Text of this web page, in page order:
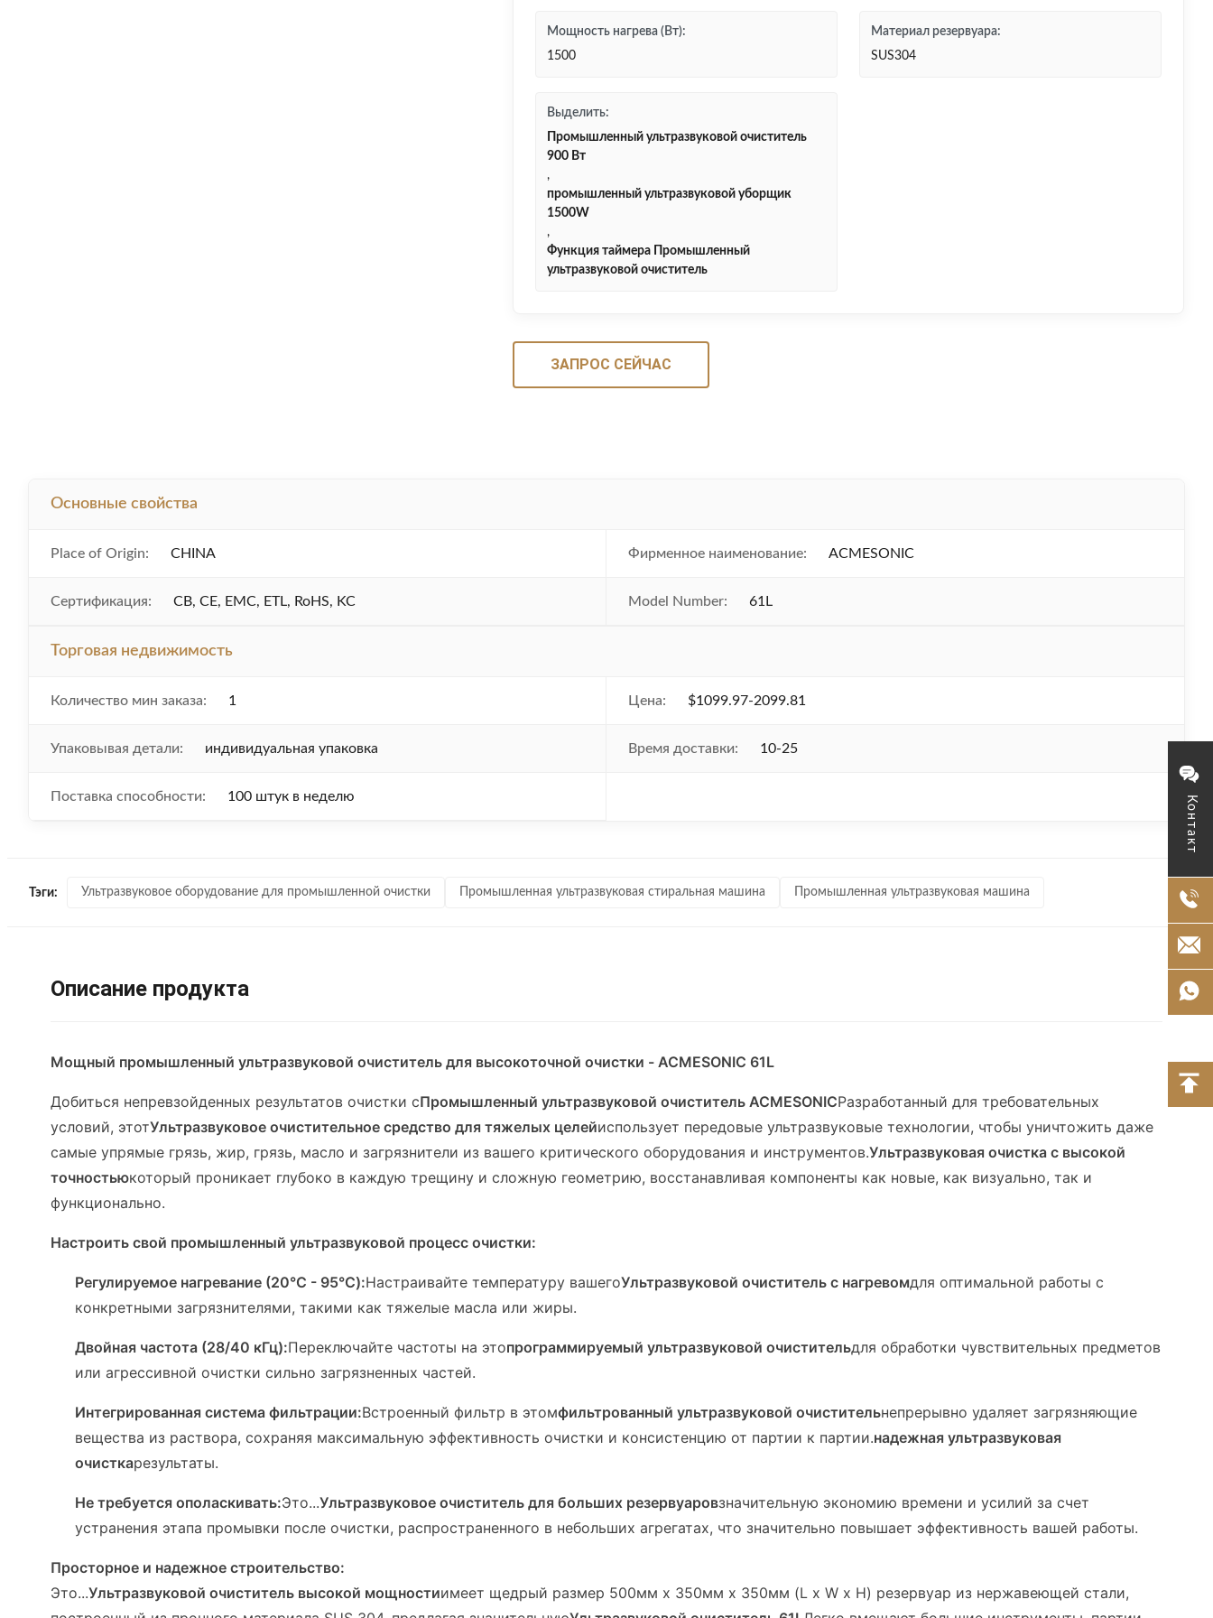
Контакт
Мощность нагрева (Вт):
1500
Материал резервуара:
SUS304
Выделить:
Промышленный ультразвуковой очиститель
900 Вт
,
промышленный ультразвуковой уборщик
1500W
,
Функция таймера Промышленный
ультразвуковой очиститель
ЗАПРОС СЕЙЧАС
Основные свойства
Place of Origin: CHINA Фирменное наименование: ACMESONIC
Сертификация: CB, CE, EMC, ETL, RoHS, KC Model Number: 61L
Торговая недвижимость
Количество мин заказа: 1 Цена: $1099.97-2099.81
Упаковывая детали: индивидуальная упаковка Время доставки: 10-25
Поставка способности: 100 штук в неделю
Тэги: Ультразвуковое оборудование для промышленной очистки Промышленная ультразвуковая стиральная машина Промышленная ультразвуковая машина
Описание продукта
Мощный промышленный ультразвуковой очиститель для высокоточной очистки - ACMESONIC 61L
Добиться непревзойденных результатов очистки сПромышленный ультразвуковой очиститель ACMESONICРазработанный для требовательных
условий, этотУльтразвуковое очистительное средство для тяжелых целейиспользует передовые ультразвуковые технологии, чтобы уничтожить даже
самые упрямые грязь, жир, грязь, масло и загрязнители из вашего критического оборудования и инструментов.Ультразвуковая очистка с высокой
точностьюкоторый проникает глубоко в каждую трещину и сложную геометрию, восстанавливая компоненты как новые, как визуально, так и
функционально.
Настроить свой промышленный ультразвуковой процесс очистки:
Регулируемое нагревание (20°C - 95°C):Настраивайте температуру вашегоУльтразвуковой очиститель с нагревомдля оптимальной работы с
конкретными загрязнителями, такими как тяжелые масла или жиры.
Двойная частота (28/40 кГц):Переключайте частоты на этопрограммируемый ультразвуковой очистительдля обработки чувствительных предметов
или агрессивной очистки сильно загрязненных частей.
Интегрированная система фильтрации:Встроенный фильтр в этомфильтрованный ультразвуковой очистительнепрерывно удаляет загрязняющие
вещества из раствора, сохраняя максимальную эффективность очистки и консистенцию от партии к партии.надежная ультразвуковая
очисткарезультаты.
Не требуется ополаскивать:Это...Ультразвуковое очиститель для больших резервуаровзначительную экономию времени и усилий за счет
устранения этапа промывки после очистки, распространенного в небольших агрегатах, что значительно повышает эффективность вашей работы.
Просторное и надежное строительство:
Это...Ультразвуковой очиститель высокой мощностиимеет щедрый размер 500мм х 350мм х 350мм (L x W x H) резервуар из нержавеющей стали,